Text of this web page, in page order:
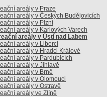
areály v Praze
areály v Českých Budějovicích
areály v Plzni
areály v Karlových Varech
areály v Ústí nad Labem
areály v Liberci
areály v Hradci Králové
areály v Pardubicích
areály v Jihlavě
areály v Brně
areály v Olomouci
areály v Ostravě
areály ve Zlíně